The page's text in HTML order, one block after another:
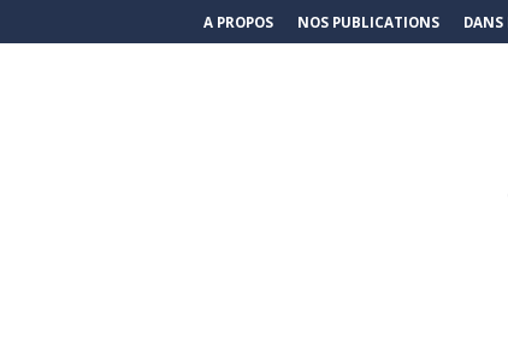
A PROPOS NOS PUBLICATIONS DANS